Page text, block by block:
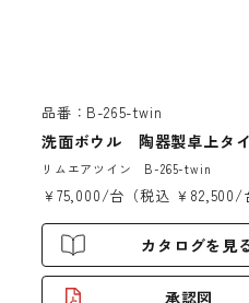
品番：B-265-twin
洗面ボウル 陶器製卓上タ
リムエアツイン B-265-twin
￥75,000/台（税込 ￥82,500/
カタログを見
承認図